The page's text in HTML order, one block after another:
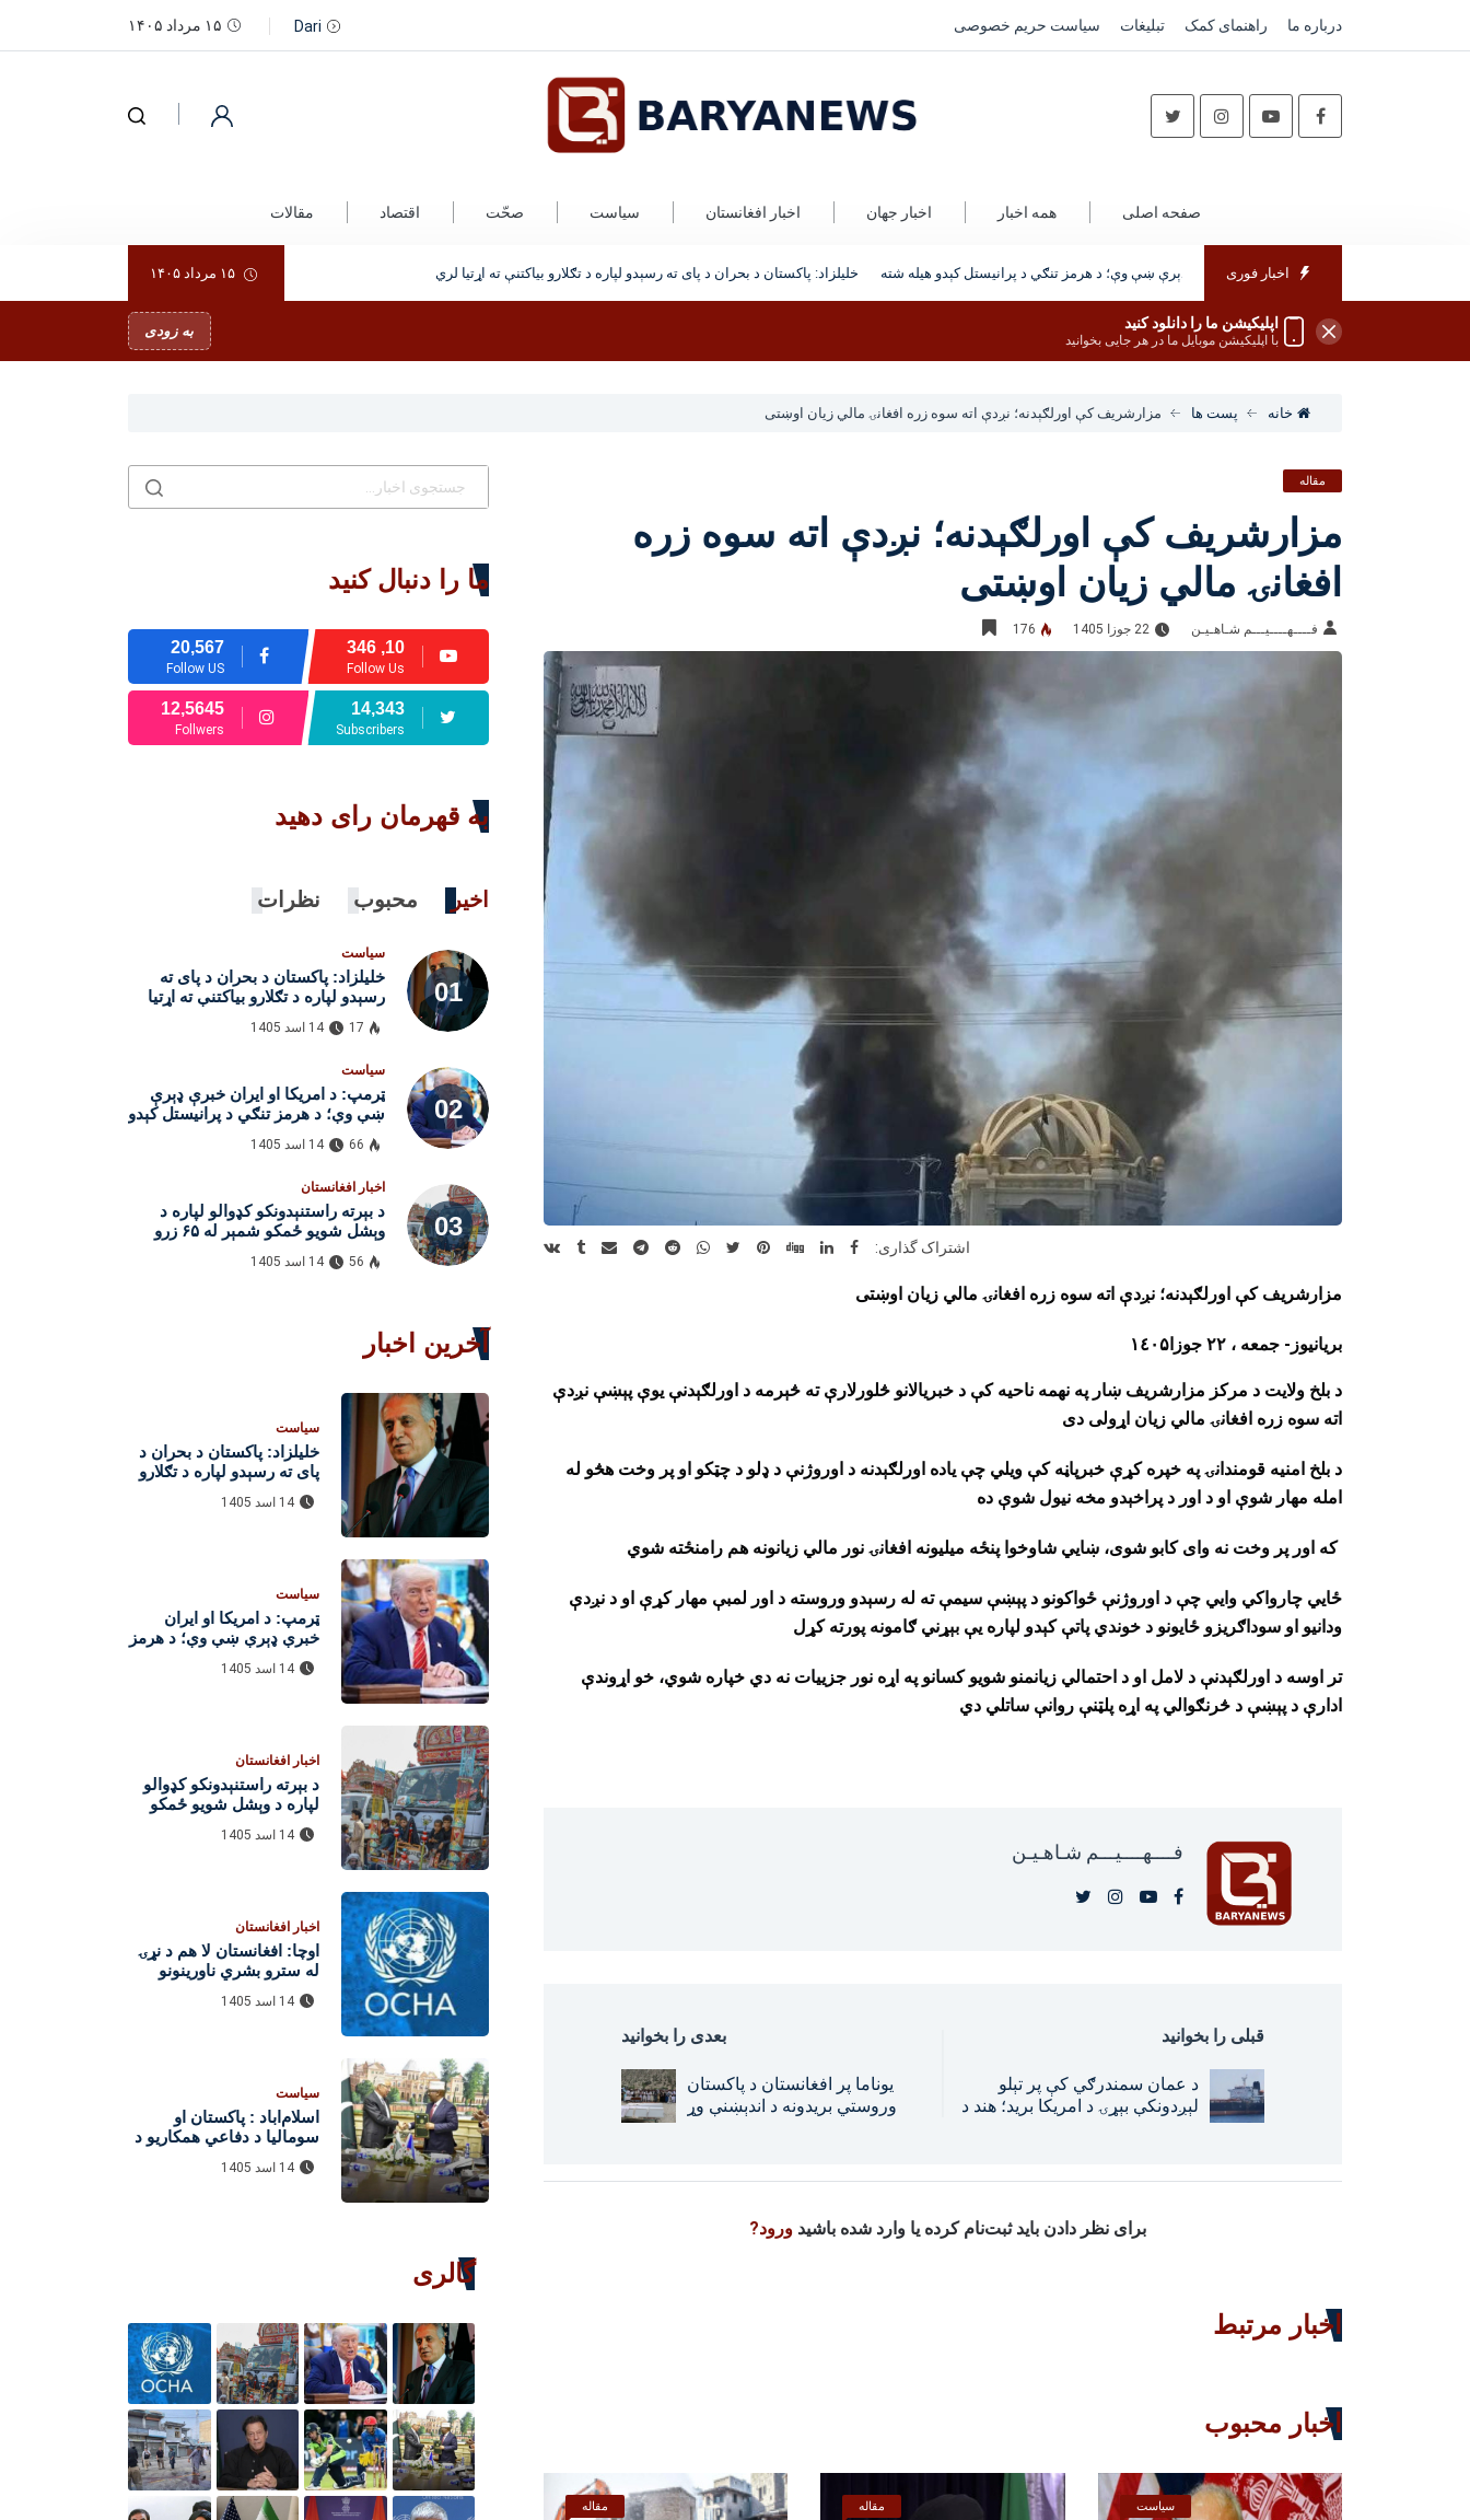
درباره ما راهنمای کمک تبلیغات سیاست حریم خصوصی Dari ۱۵ مرداد ۱۴۰۵
صفحه اصلی همه اخبار اخبار جهان اخبار افغانستان سیاست صحّت اقتصاد مقالات
اخبار فوری خلیلزاد: پاکستان د بحران د پای ته رسېدو لپاره د تګلارو بیاکتنې ته اړتیا لري ټرمپ: د امریکا او ایران خبرې ډېرې ښې وې؛ د هرمز تنګي د پرانیستل کېدو هیله شته ۱۵ مرداد ۱۴۰۵
اپلیکیشن ما را دانلود کنید
با اپلیکیشن موبایل ما در هر جایی بخوانید
به زودی
خانه پست ها مزارشریف کې اورلګېدنه؛ نږدې اته سوه زره افغانۍ مالي زیان اوښتی
مقاله
مزارشریف کې اورلګېدنه؛ نږدې اته سوه زره
افغانۍ مالي زیان اوښتی
فــــهــــيـــم شـاهـیـن‎‎ 22 جوزا 1405 176
اشتراک گذاری:
مزارشریف کې اورلګېدنه؛ نږدې اته سوه زره افغانۍ مالي زیان اوښتی
بریانیوز- جمعه ، ۲۲ جوزا١٤٠۵
د بلخ ولایت د مرکز مزارشریف ښار په نهمه ناحیه کې د خبریالانو څلورلارې ته څېرمه د اورلګېدنې یوې پېښې نږدې
اته سوه زره افغانۍ مالي زیان اړولی دی
د بلخ امنیه قومندانۍ په خپره کړې خبرپاڼه کې ویلي چې یاده اورلګېدنه د اوروژنې د ډلو د چټکو او پر وخت هڅو له
امله مهار شوې او د اور د پراخېدو مخه نیول شوې ده
که اور پر وخت نه وای کابو شوی، ښايي شاوخوا پنځه میلیونه افغانۍ نور مالي زیانونه هم رامنځته شوي
ځايي چارواکي وایي چې د اوروژنې ځواکونو د پېښې سیمې ته له رسېدو وروسته د اور لمبې مهار کړې او د نږدې
ودانیو او سوداګریزو ځایونو د خوندي پاتې کېدو لپاره یې بېړني ګامونه پورته کړل
تر اوسه د اورلګېدنې د لامل او د احتمالي زیانمنو شویو کسانو په اړه نور جزییات نه دي خپاره شوي، خو اړوندې
ادارې د پېښې د څرنګوالي په اړه پلټنې روانې ساتلي دي
فــــهــــيـــم شـاهـیـن‎‎
قبلی را بخوانید
د عمان سمندرګي کې پر تېلو
لېږدونکې بېړۍ د امریکا برید؛ هند د
بعدی را بخوانید
یوناما پر افغانستان د پاکستان
وروستي بریدونه د اندېښنې وړ
برای نظر دادن باید ثبت‌نام کرده یا وارد شده باشیدورود?
اخبار مرتبط
اخبار محبوب
سیاست مقاله مقاله
ما را دنبال کنید
20,567
Follow US
10, 346
Follow Us
12,5645
Follwers
14,343
Subscribers
به قهرمان رای دهید
اخیر محبوب نظرات
سیاست
خلیلزاد: پاکستان د بحران د پای ته
رسېدو لپاره د تګلارو بیاکتنې ته اړتیا
17 14 اسد 1405
سیاست
ټرمپ: د امریکا او ایران خبرې ډېرې
ښې وې؛ د هرمز تنګي د پرانیستل کېدو
66 14 اسد 1405
اخبار افغانستان
د بېرته راستنېدونکو کډوالو لپاره د
وېشل شویو ځمکو شمېر له ۶۵ زرو
56 14 اسد 1405
آخرین اخبار
سیاست
خلیلزاد: پاکستان د بحران د
پای ته رسېدو لپاره د تګلارو
بیاکتنې ته اړتیا لري
14 اسد 1405
سیاست
ټرمپ: د امریکا او ایران
خبرې ډېرې ښې وې؛ د هرمز
تنګي د پرانیستل کېدو هیله
شته14 اسد 1405
اخبار افغانستان
د بېرته راستنېدونکو کډوالو
لپاره د وېشل شویو ځمکو
شمېر له ۶۵ زرو واوښت
14 اسد 1405
اخبار افغانستان
اوچا: افغانستان لا هم د نړۍ
له سترو بشري ناورینونو
سره مخ دی
14 اسد 1405
سیاست
اسلام‌اباد : پاکستان او
سومالیا د دفاعي همکاریو د
پراختیا لپاره دوه
هوکړه‌لیکونه لاسلیک کړل
14 اسد 1405
گالری